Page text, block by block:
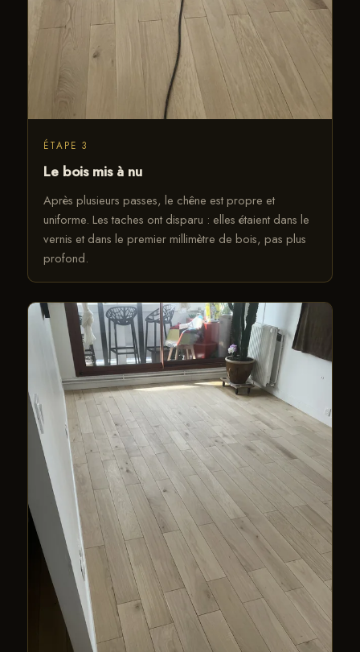
ÉTAPE 3
Le bois mis à nu
Après plusieurs passes, le chêne est propre et
uniforme. Les taches ont disparu : elles étaient dans le
vernis et dans le premier millimètre de bois, pas plus
profond.